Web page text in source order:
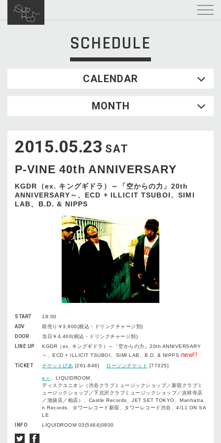
SCHEDULE
CALENDAR
WED
2
3 4 5
16
17 18 19 20 21
23
24 25 26 27 28
30
31
MONTH
2015.05.23 SAT
P-VINE 40th ANNIVERSARY
KGDR（ex. キングギドラ）～「空からの力」20th
ANNIVERSARY～、ECD + ILLICIT TSUBOI、SIMI
LAB、B.D. & NIPPS
START
18:00
ADV
前売り￥3,900(税込・ドリンクチャージ別)
DOOR
当日￥4,400(税込・ドリンクチャージ別)
LINE UP
KGDR（ex. キングギドラ）～「空からの力」20th ANNIVERSARY
～、ECD + ILLICIT TSUBOI、SIMI LAB、B.D. & NIPPS new!!
TICKET チケットぴあ [261-848] ローソンチケット [77325]
e＋
、LIQUIDROOM、
ディスクユニオン（渋谷クラブミュージックショップ／新宿クラブミ
ュージックショップ／下北沢クラブミュージックショップ／吉祥寺店
／池袋店／柏店）、Castle Records、JET SET TOKYO、Manhatta
n Records、タワーレコード新宿、タワーレコード渋谷、4/11 ON SA
LE
INFO
LIQUIDROOM 03(5464)0800